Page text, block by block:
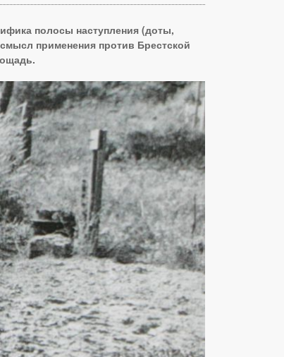
полосы наступления (доты,
применения против Брестской